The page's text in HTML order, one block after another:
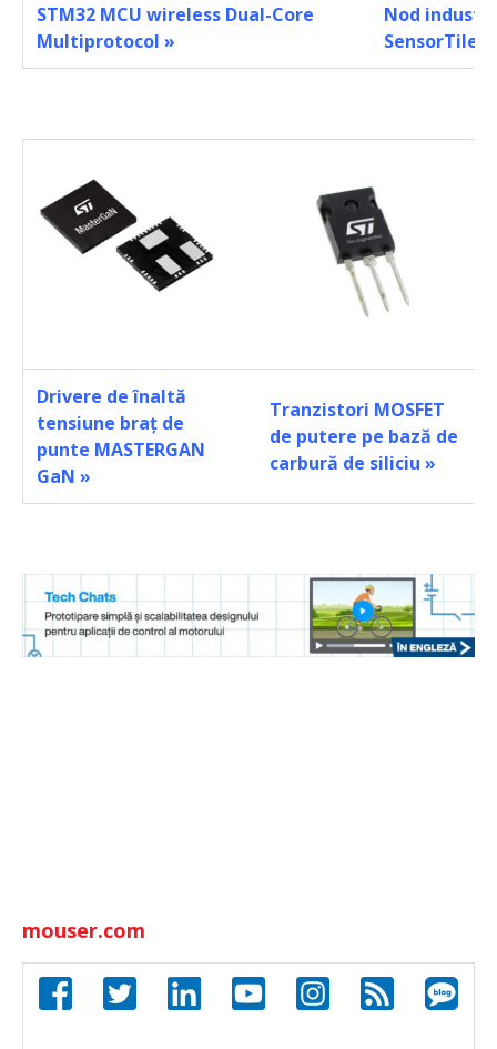
STM32 MCU wireless Dual-Core
Multiprotocol »
Nod
SensorTile
Drivere de înaltă
tensiune braț de
punte MASTERGAN
GaN »
Tranzistori MOSFET
de putere pe bază de
carbură de siliciu »
mouser.com